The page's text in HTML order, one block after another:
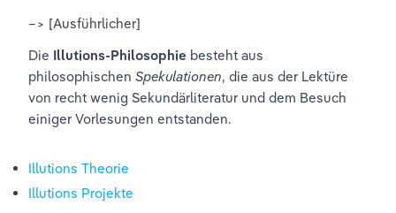
–> [Ausführlicher]
Die Illutions-Philosophie besteht aus
philosophischen Spekulationen, die aus der Lektüre
von recht wenig Sekundärliteratur und dem Besuch
einiger Vorlesungen entstanden.
Illutions Theorie
Illutions Projekte